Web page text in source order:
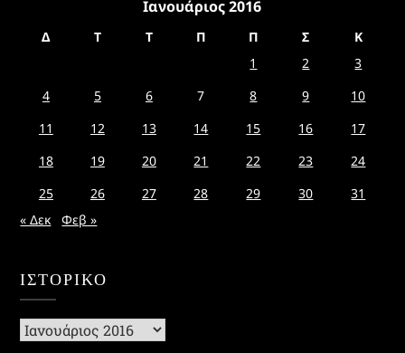
Ιανουάριος 2016
Δ Τ Τ Π Π Σ
Κ
1
2
3
4
5 6 7 8 9
10
11
12 13 14 15 16
17
18
19 20 21 22 23
24
25
26 27 28 29 30
31
« Δεκ
Φεβ »
ΙΣΤΟΡΙΚΌ
Ιστορικό